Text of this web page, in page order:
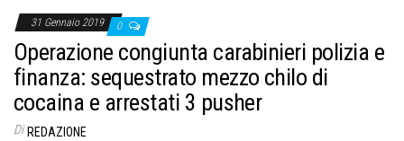
31 Gennaio 2019 0
Operazione congiunta carabinieri polizia e
finanza: sequestrato mezzo chilo di
cocaina e arrestati 3 pusher
Di REDAZIONE